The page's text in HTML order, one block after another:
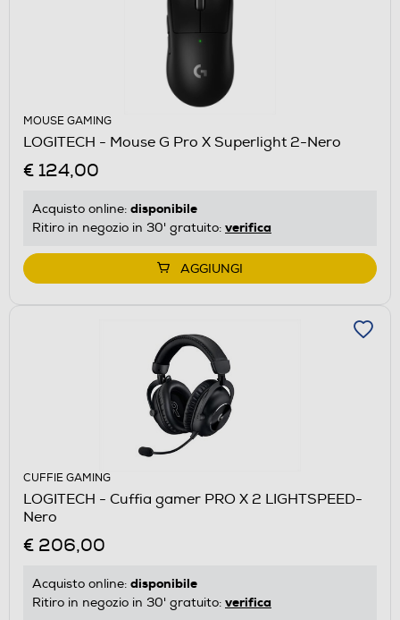
MOUSE GAMING
LOGITECH - Mouse G Pro X Superlight 2-Nero
€ 124,00
Acquisto online: disponibile
Ritiro in negozio in 30' gratuito: verifica
AGGIUNGI
CUFFIE GAMING
LOGITECH - Cuffia gamer PRO X 2 LIGHTSPEED-
Nero
€ 206,00
Acquisto online: disponibile
Ritiro in negozio in 30' gratuito: verifica